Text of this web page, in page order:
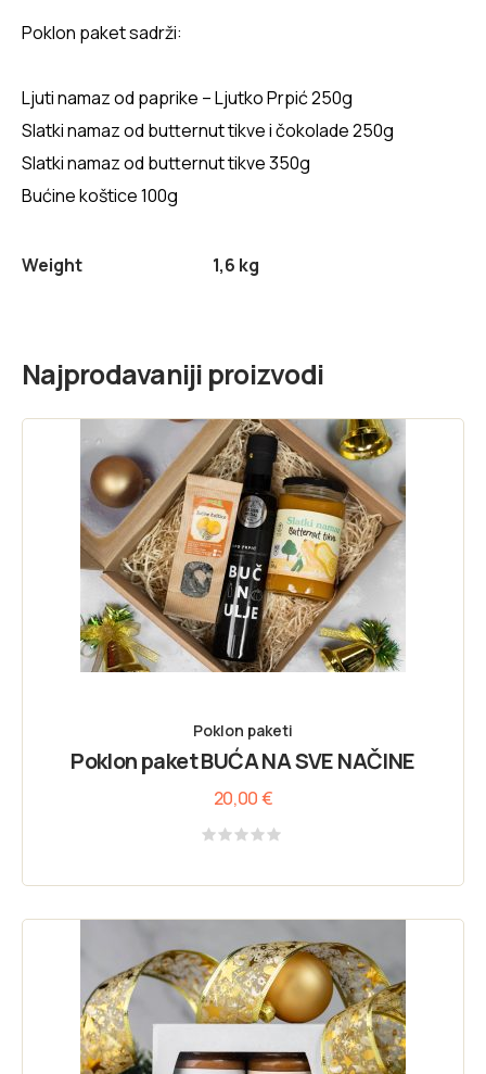
Poklon paket sadrži:
Ljuti namaz od paprike – Ljutko Prpić 250g
Slatki namaz od butternut tikve i čokolade 250g
Slatki namaz od butternut tikve 350g
Bućine koštice 100g
Weight 1,6 kg
Najprodavaniji proizvodi
Poklon paketi
Poklon paket BUĆA NA SVE NAČINE
20,00€
out
5